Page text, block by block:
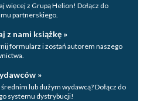
więcej z Grupą Helion! Dołącz do
partnerskiego.
z nami książkę »
formularz i zostań autorem naszego
»
średnim lub dużym wydawcą? Dołącz do
systemu dystrybucji!